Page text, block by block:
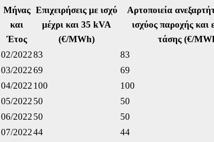
Μήνας
και
Έτος
Επιχειρήσεις με ισχύ
μέχρι και 35 kVA
(€/MWh)
Αρτοποιεία
ισχύος παροχής και
τάσης (€/
02/202283 83
03/202269 69
04/2022100 100
05/202250 50
06/202250 50
07/202244 44